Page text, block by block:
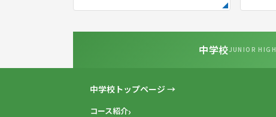
中学校JUNIOR HIGH
中学校トップページ →
コース紹介